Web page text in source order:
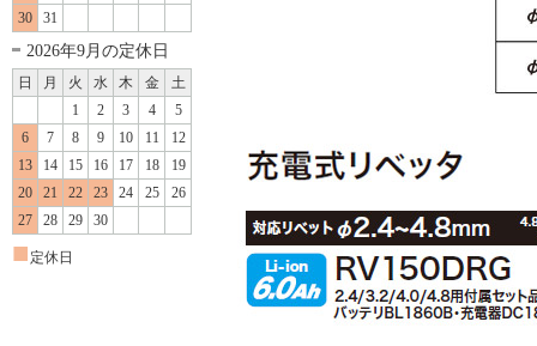
30
31
2026年9月の定休日
日 月 火 水 木 金
土
1
2 3 4
5
6
7 8 9 10 11
12
13
14 15 16 17 18
19
20
21 22 23 24 25
26
27
28 29 30
■ 定休日